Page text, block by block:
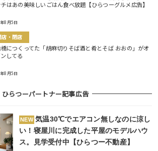
はあの美味しいごはん食べ放題【ひらつーグルメ広告】
8月5日
店・閉店
につくってた「胡麻切りそば酒と肴とそば おおの」がオ
してる
8月5日
ひらつーパートナー記事広告
NEW 気温30℃でエアコン無しなのに涼し
い！寝屋川に完成した平屋のモデルハウ
ス。見学受付中【ひらつー不動産】